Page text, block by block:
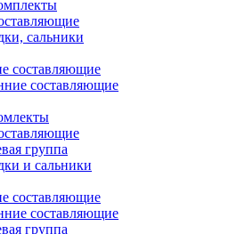
сальники
составляющие
составляющие
группа
и сальники
составляющие
составляющие
группа